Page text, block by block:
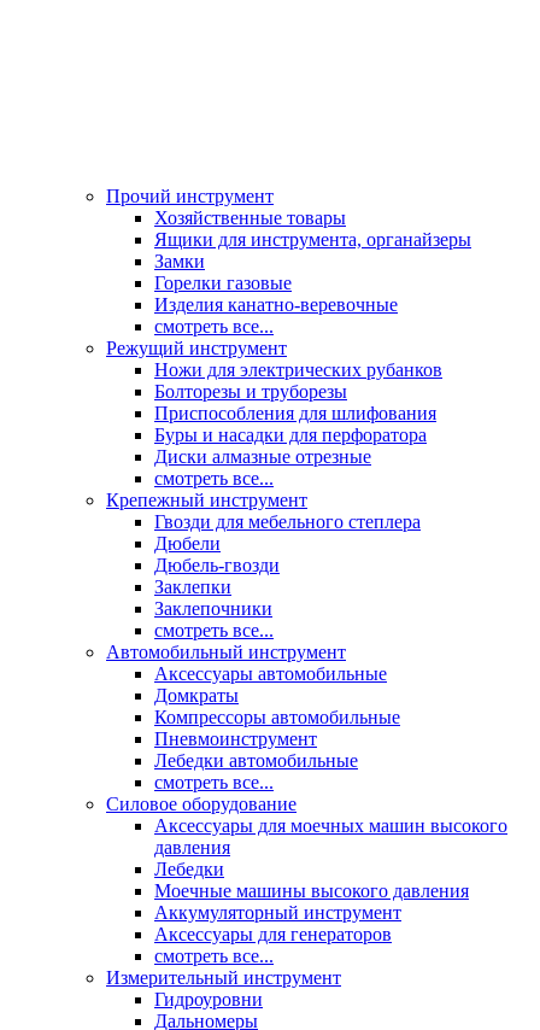
Прочий инструмент
Хозяйственные товары
Ящики для инструмента, органайзеры
Замки
Горелки газовые
Изделия канатно-веревочные
смотреть все...
Режущий инструмент
Ножи для электрических рубанков
Болторезы и труборезы
Приспособления для шлифования
Буры и насадки для перфоратора
Диски алмазные отрезные
смотреть все...
Крепежный инструмент
Гвозди для мебельного степлера
Дюбели
Дюбель-гвозди
Заклепки
Заклепочники
смотреть все...
Автомобильный инструмент
Аксессуары автомобильные
Домкраты
Компрессоры автомобильные
Пневмоинструмент
Лебедки автомобильные
смотреть все...
Силовое оборудование
Аксессуары для моечных машин высокого
давления
Лебедки
Моечные машины высокого давления
Аккумуляторный инструмент
Аксессуары для генераторов
смотреть все...
Измерительный инструмент
Гидроуровни
Дальномеры